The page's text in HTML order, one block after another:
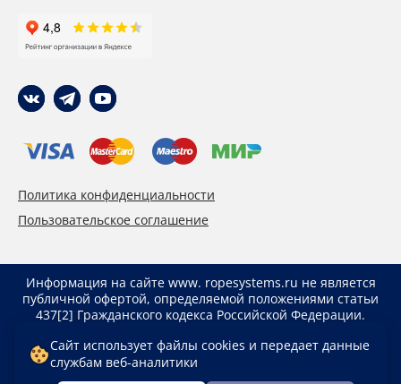
Политика конфиденциальности
Пользовательское соглашение
Информация на сайте www. ropesystems.ru не является
публичной офертой, определяемой положениями статьи
437[2] Гражданского кодекса Российской Федерации.
заказа через интернет-магазин www. ropesystems.ru.
Цены при оформлении заказа иным способом могут
отличаться от указанных на сайте.
Сайт использует файлы cookies и передает данные
службам веб-аналитики